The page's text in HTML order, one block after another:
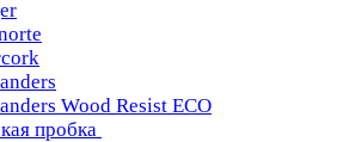
Wood Resist ECO
пробка